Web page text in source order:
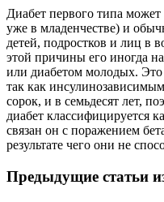
Диабет первого типа
уже в младенчестве) и
детей, подростков и лиц в
этой причины его иногда
или диабетом молодых. Это
так как
сорок, и в семьдесят лет,
диабет классифицируется
связан он с поражением
результате чего они не
Предыдущие статьи